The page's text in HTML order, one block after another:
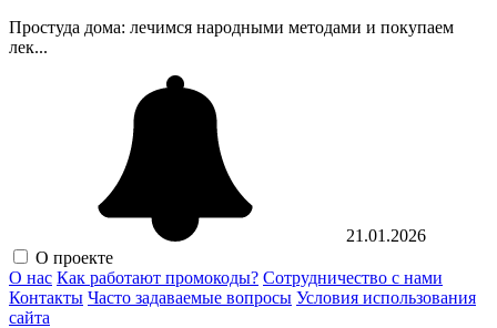
Простуда дома: лечимся народными методами и покупаем
лек...
21.01.2026
О проекте
О нас Как работают промокоды? Сотрудничество с нами
Контакты Часто задаваемые вопросы Условия использования
сайта